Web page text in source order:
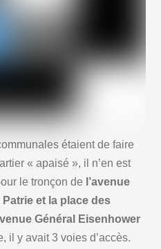
étaient de faire
« apaisé », il n’en est
le tronçon de l’avenue
Patrie et la place des
Général Eisenhower
il y avait 3 voies d’accès.